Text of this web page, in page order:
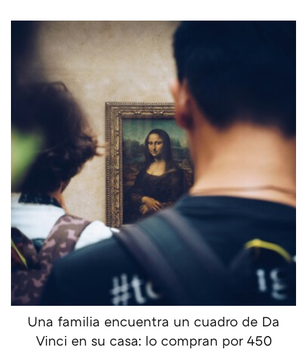
Una familia encuentra un cuadro de Da
Vinci en su casa: lo compran por 450